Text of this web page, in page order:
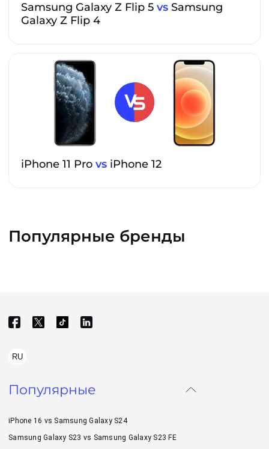
Samsung Galaxy Z Flip 5 vs Samsung
Galaxy Z Flip 4
iPhone 11 Pro vs iPhone 12
Популярные бренды
RU
Популярные
iPhone 16 vs Samsung Galaxy S24
Samsung Galaxy S23 vs Samsung Galaxy S23 FE